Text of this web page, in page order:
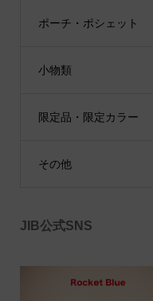
ポーチ・ポシェット
小物類
限定品・限定カラー
その他
JIB公式SNS